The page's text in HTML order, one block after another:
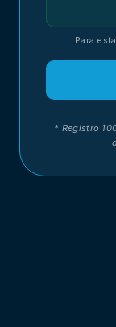
Para
* Registro